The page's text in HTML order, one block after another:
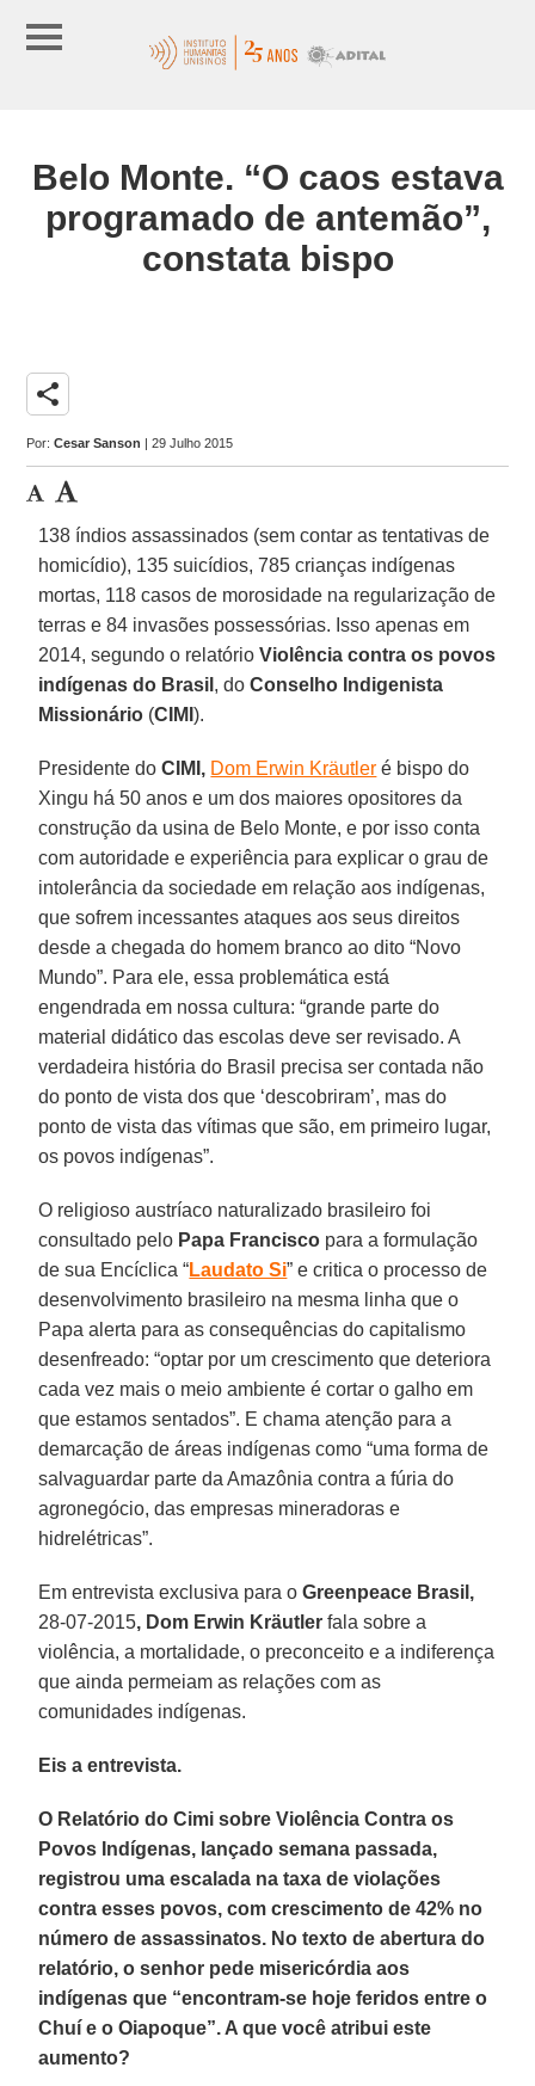
Belo Monte. “O caos estava
programado de antemão”,
constata bispo
share
Por:Cesar Sanson | 29 Julho 2015
138 índios assassinados (sem contar as tentativas de
homicídio), 135 suicídios, 785 crianças indígenas
mortas, 118 casos de morosidade na regularização de
terras e 84 invasões possessórias. Isso apenas em
2014, segundo o relatórioViolência contra os povos
indígenas do Brasil , doConselho Indigenista
Missionário (CIMI).
Presidente doCIMI, Dom Erwin Kräutler é bispo do
Xingu há 50 anos e um dos maiores opositores da
construção da usina de Belo Monte, e por isso conta
com autoridade e experiência para explicar o grau de
intolerância da sociedade em relação aos indígenas,
que sofrem incessantes ataques aos seus direitos
desde a chegada do homem branco ao dito “Novo
Mundo”. Para ele, essa problemática está
engendrada em nossa cultura: “grande parte do
material didático das escolas deve ser revisado. A
verdadeira história do Brasil precisa ser contada não
do ponto de vista dos que ‘descobriram’, mas do
ponto de vista das vítimas que são, em primeiro lugar,
os povos indígenas”.
O religioso austríaco naturalizado brasileiro foi
consultado pelo Papa Francisco para a formulação
de sua Encíclica “Laudato Si” e critica o processo de
desenvolvimento brasileiro na mesma linha que o
Papa alerta para as consequências do capitalismo
desenfreado: “optar por um crescimento que deteriora
cada vez mais o meio ambiente é cortar o galho em
que estamos sentados”. E chama atenção para a
demarcação de áreas indígenas como “uma forma de
salvaguardar parte da Amazônia contra a fúria do
agronegócio, das empresas mineradoras e
hidrelétricas”.
Em entrevista exclusiva para oGreenpeace Brasil,
28-07-2015, Dom Erwin Kräutlerfala sobre a
violência, a mortalidade, o preconceito e a indiferença
que ainda permeiam as relações com as
comunidades indígenas.
Eis a entrevista.
O Relatório do Cimi sobre Violência Contra os
Povos Indígenas, lançado semana passada,
registrou uma escalada na taxa de violações
contra esses povos, com crescimento de 42% no
número de assassinatos. No texto de abertura do
relatório, o senhor pede misericórdia aos
indígenas que “encontram-se hoje feridos entre o
Chuí e o Oiapoque”. A que você atribui este
aumento?